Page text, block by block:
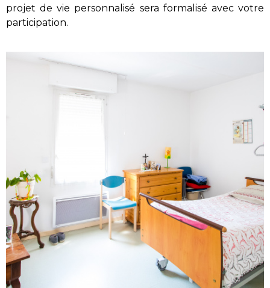
projet de vie personnalisé sera formalisé avec votre
participation.